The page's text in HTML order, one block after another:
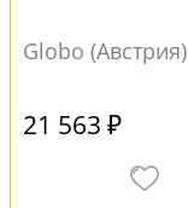
Globo (Австрия)
21 563 ₽